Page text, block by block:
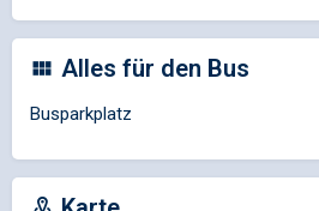
Alles für den Bus
Busparkplatz